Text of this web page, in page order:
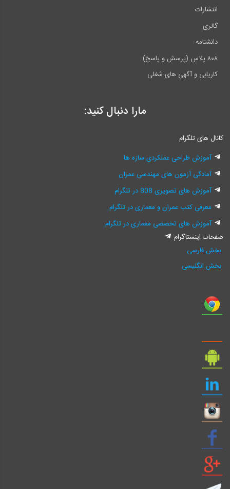
انتشارات
گالری
دانشنامه
۸۰۸ پلاس (پرسش و پاسخ)
کاریابی و آگهی های شغلی
مارا دنبال کنید:
کانال های تلگرام
آموزش طراحی عملکردی سازه ها
آمادگی آزمون های مهندسی عمران
آموزش های تصویری 808 در تلگرام
معرفی کتب عمران و معماری در تلگرام
آموزش های تخصصی معماری در تلگرام
صفحات اینستاگرام
بخش فارسی
بخش انگلیسی